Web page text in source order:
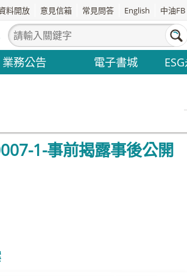
料開放 意見信箱 常見問答 English 中油FB
業務公告 電子書城
1-事前揭露事後公開